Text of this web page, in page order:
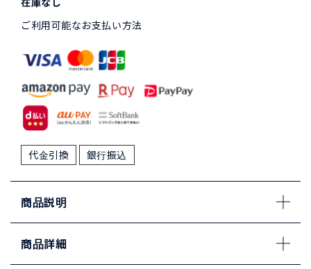
在庫なし
ご利用可能なお支払い方法
代金引換 銀行振込
商品説明
商品詳細